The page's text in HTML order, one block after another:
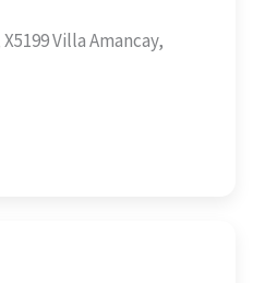
Villa Amancay,